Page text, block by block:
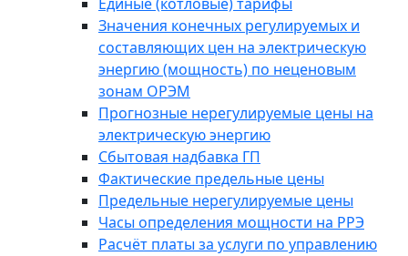
Значения конечных регулируемых и
составляющих цен на электрическую
энергию (мощность) по неценовым
зонам ОРЭМ
Прогнозные нерегулируемые цены на
электрическую энергию
Сбытовая надбавка ГП
Фактические предельные цены
Предельные нерегулируемые цены
Часы определения мощности на РРЭ
Расчёт платы за услуги по управлению